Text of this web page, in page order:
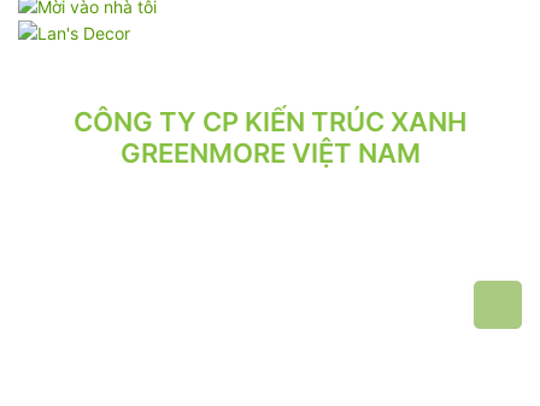
CÔNG TY CP KIẾN TRÚC XANH
GREENMORE VIỆT NAM